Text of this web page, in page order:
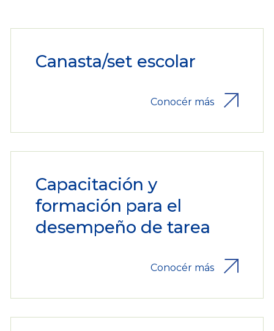
Canasta/set escolar
Conocér más
Capacitación y
formación para el
desempeño de tarea
Conocér más